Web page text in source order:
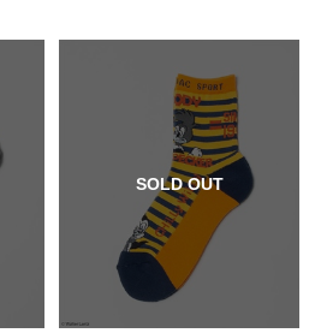
SOLD OUT